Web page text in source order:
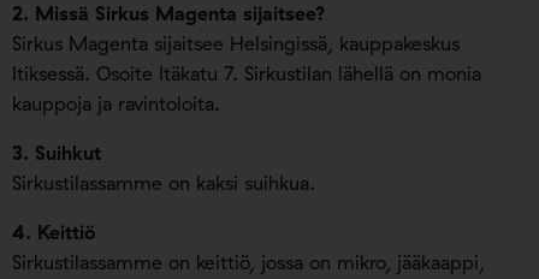
2. Missä Sirkus Magenta sijaitsee?
Sirkus Magenta sijaitsee Helsingissä, kauppakeskus
Itiksessä. Osoite Itäkatu 7. Sirkustilan lähellä on monia
kauppoja ja ravintoloita.
3. Suihkut
Sirkustilassamme on kaksi suihkua.
4. Keittiö
Sirkustilassamme on keittiö, jossa on mikro, jääkaappi,